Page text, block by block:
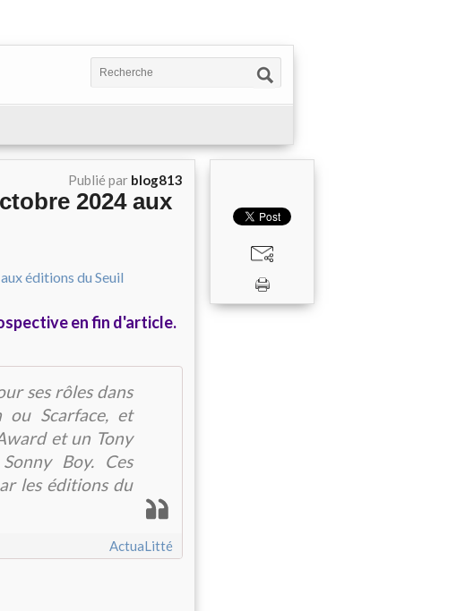
Publié par blog813
2024 aux
en fin d'article.
ses rôles dans
ou Scarface, et
et un Tony
Boy. Ces
les éditions du
ActuaLitté